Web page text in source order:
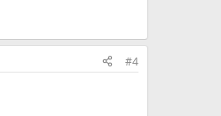
#4